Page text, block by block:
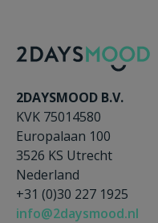
2DAYSMOOD B.V.
KVK 75014580
Europalaan 100
3526 KS Utrecht
Nederland
+31 (0)30 227 1925
info@2daysmood.nl